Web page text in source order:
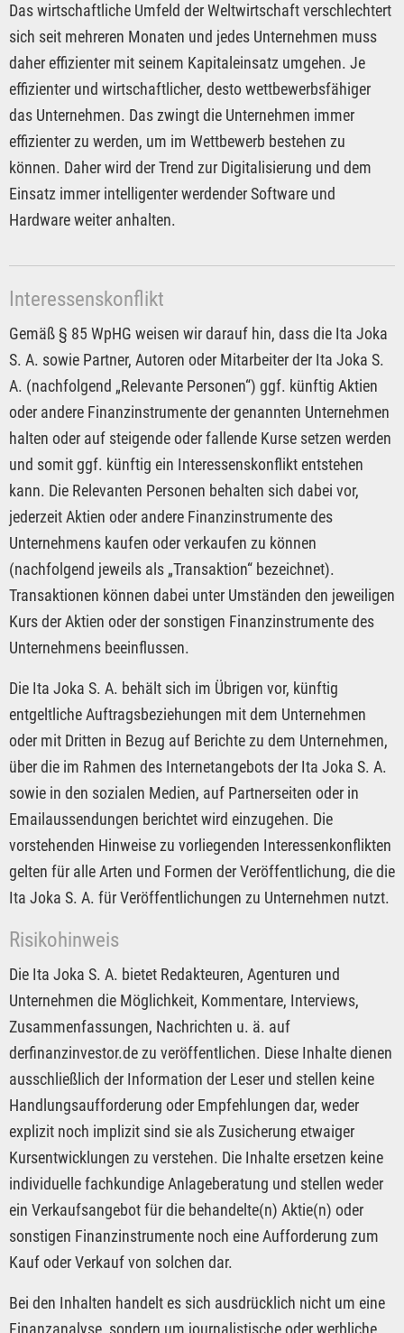
Das wirtschaftliche Umfeld der Weltwirtschaft verschlechtert
sich seit mehreren Monaten und jedes Unternehmen muss
daher effizienter mit seinem Kapitaleinsatz umgehen. Je
effizienter und wirtschaftlicher, desto wettbewerbsfähiger
das Unternehmen. Das zwingt die Unternehmen immer
effizienter zu werden, um im Wettbewerb bestehen zu
können. Daher wird der Trend zur Digitalisierung und dem
Einsatz immer intelligenter werdender Software und
Hardware weiter anhalten.
Interessenskonflikt
Gemäß § 85 WpHG weisen wir darauf hin, dass die Ita Joka
S. A. sowie Partner, Autoren oder Mitarbeiter der Ita Joka S.
A. (nachfolgend „Relevante Personen“) ggf. künftig Aktien
oder andere Finanzinstrumente der genannten Unternehmen
halten oder auf steigende oder fallende Kurse setzen werden
und somit ggf. künftig ein Interessenskonflikt entstehen
kann. Die Relevanten Personen behalten sich dabei vor,
jederzeit Aktien oder andere Finanzinstrumente des
Unternehmens kaufen oder verkaufen zu können
(nachfolgend jeweils als „Transaktion“ bezeichnet).
Transaktionen können dabei unter Umständen den jeweiligen
Kurs der Aktien oder der sonstigen Finanzinstrumente des
Unternehmens beeinflussen.
Die Ita Joka S. A. behält sich im Übrigen vor, künftig
entgeltliche Auftragsbeziehungen mit dem Unternehmen
oder mit Dritten in Bezug auf Berichte zu dem Unternehmen,
über die im Rahmen des Internetangebots der Ita Joka S. A.
sowie in den sozialen Medien, auf Partnerseiten oder in
Emailaussendungen berichtet wird einzugehen. Die
vorstehenden Hinweise zu vorliegenden Interessenkonflikten
gelten für alle Arten und Formen der Veröffentlichung, die die
Ita Joka S. A. für Veröffentlichungen zu Unternehmen nutzt.
Risikohinweis
Die Ita Joka S. A. bietet Redakteuren, Agenturen und
Unternehmen die Möglichkeit, Kommentare, Interviews,
Zusammenfassungen, Nachrichten u. ä. auf
derfinanzinvestor.de zu veröffentlichen. Diese Inhalte dienen
ausschließlich der Information der Leser und stellen keine
Handlungsaufforderung oder Empfehlungen dar, weder
explizit noch implizit sind sie als Zusicherung etwaiger
Kursentwicklungen zu verstehen. Die Inhalte ersetzen keine
individuelle fachkundige Anlageberatung und stellen weder
ein Verkaufsangebot für die behandelte(n) Aktie(n) oder
sonstigen Finanzinstrumente noch eine Aufforderung zum
Kauf oder Verkauf von solchen dar.
Bei den Inhalten handelt es sich ausdrücklich nicht um eine